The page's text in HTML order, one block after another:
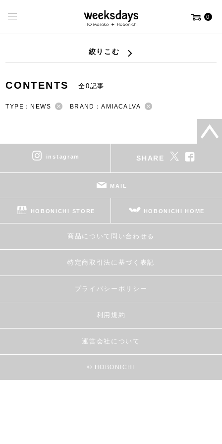
0
絞りこむ
CONTENTS 全0記事
TYPE：NEWS BRAND：AMIACALVA
instagram SHARE
MAIL
HOBONICHI STORE HOBONICHI HOME
商品について問い合わせる
特定商取引法に基づく表記
プライバシーポリシー
利用規約
運営会社について
© HOBONICHI